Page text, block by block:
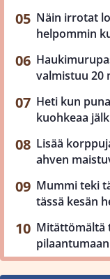
Näin irrotat
helpommin
valmistuu 20
Heti kun
kuohkeaa
Lisää
ahven
Mummi teki
tässä kesän
Mitättömältä